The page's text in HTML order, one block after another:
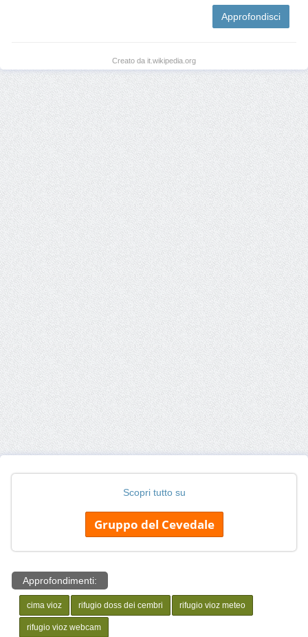
Approfondisci
Creato da it.wikipedia.org
Scopri tutto su
Gruppo del Cevedale
Approfondimenti:
cima vioz rifugio doss dei cembri rifugio vioz meteo
rifugio vioz webcam